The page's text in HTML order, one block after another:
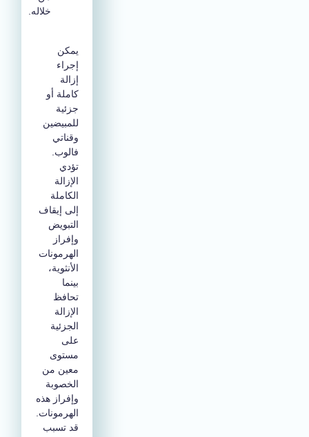
خلاله.
يمكن
إجراء
كاملة أو
جزئية
للمبيضين
وقناتي
فالوب.
الإزالة
الكاملة
إلى إيقاف
التبويض
وإفراز
الهرمونات
الأنثوية،
تحافظ
الإزالة
الجزئية
مستوى
معين من
الخصوبة
وإفراز هذه
الهرمونات.
قد تسبب